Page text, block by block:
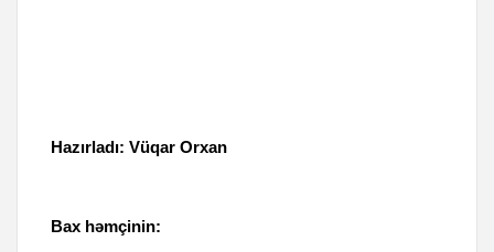
Hazırladı: Vüqar Orxan
Bax həmçinin: